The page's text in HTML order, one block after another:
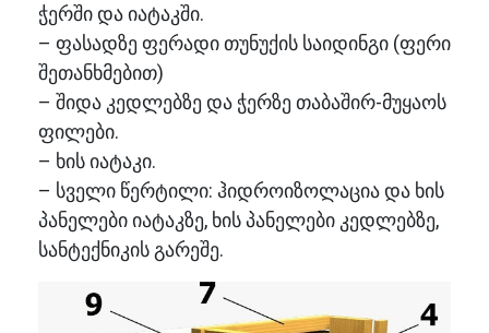
ჭერში და იატაკში.
– ფასადზე ფერადი თუნუქის საიდინგი (ფერი
შეთანხმებით)
– შიდა კედლებზე და ჭერზე თაბაშირ-მუყაოს
ფილები.
– ხის იატაკი.
– სველი წერტილი: ჰიდროიზოლაცია და ხის
პანელები იატაკზე, ხის პანელები კედლებზე,
სანტექნიკის გარეშე.